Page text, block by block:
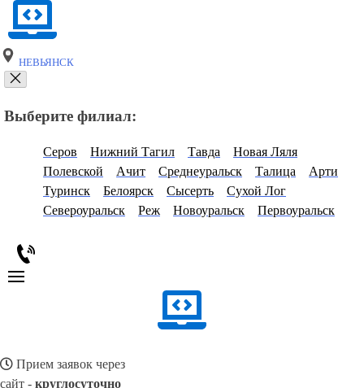
НЕВЬЯНСК
Выберите филиал:
Серов Нижний Тагил Тавда
Новая Ляля
Полевской
Ачит Среднеуральск Талица
Арти
Туринск
Белоярск Сысерть
Сухой Лог
Североуральск
Реж Новоуральск Первоуральск
Прием заявок через
сайт - круглосуточно